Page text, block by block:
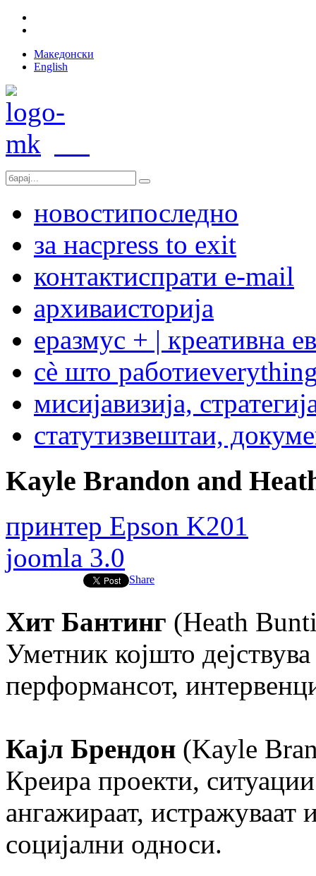
Македонски
English
новостипоследно
за насpress to exit
контактиспрати e-mail
архиваисторија
еразмус + | креативна
сѐ што работи
мисијавизија,
статутизвештаи,
Kayle Brandon and
принтер Epson K201
joomla 3.0
Share
Хит Бантинг (Heath
Уметник којшто
перформансот,
Кајл Брендон (Kayle
Креира проекти,
ангажираат, истражуваат
социјални односи.